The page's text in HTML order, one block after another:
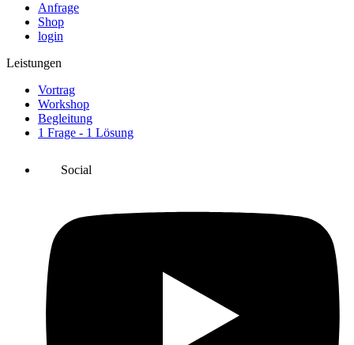
Anfrage
Shop
login
Leistungen
Vortrag
Workshop
Begleitung
1 Frage - 1 Lösung
Social